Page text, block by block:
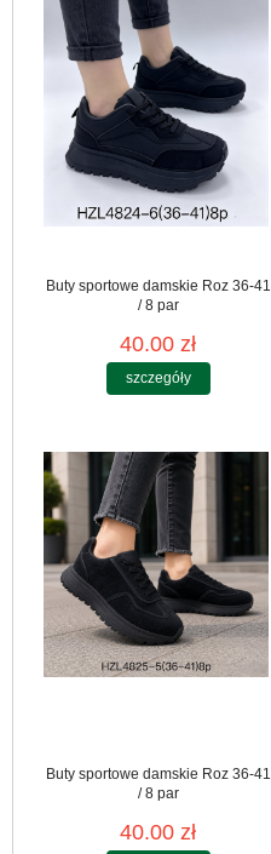
Buty sportowe damskie Roz 36-41
/ 8 par
40.00 zł
szczegóły
Buty sportowe damskie Roz 36-41
/ 8 par
40.00 zł